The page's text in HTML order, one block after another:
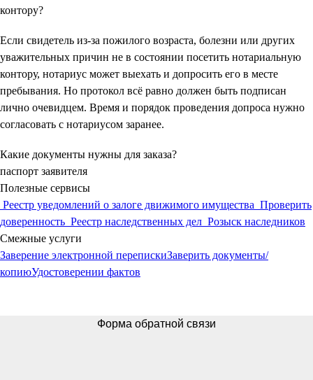
контору?
Если свидетель из-за пожилого возраста, болезни или других
уважительных причин не в состоянии посетить нотариальную
контору, нотариус может выехать и допросить его в месте
пребывания. Но протокол всё равно должен быть подписан
лично очевидцем. Время и порядок проведения допроса нужно
согласовать с нотариусом заранее.
Какие документы нужны для заказа?
паспорт заявителя
Полезные сервисы
Реестр уведомлений о залоге движимого имущества Проверить
доверенность Реестр наследственных дел Розыск наследников
Смежные услуги
Заверение электронной перепискиЗаверить документы/
копиюУдостоверении фактов
Форма обратной связи